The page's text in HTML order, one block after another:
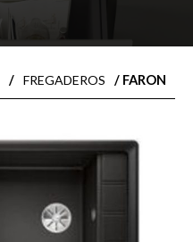
/ FREGADEROS / FARON